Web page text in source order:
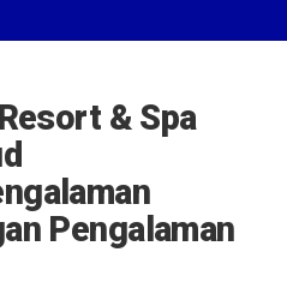
& Spa
Pengalaman